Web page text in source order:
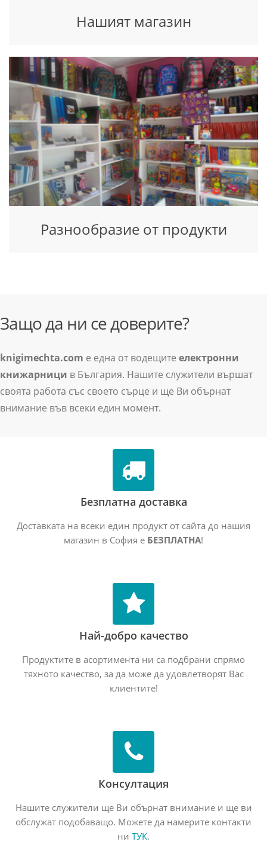
Нашият магазин
Разнообразие от продукти
Защо да ни се доверите?
knigimechta.com е една от водещите електронни
книжарници в България. Нашите служители вършат
своята работа със своето сърце и ще Ви обърнат
внимание във всеки един момент.
Безплатна доставка
Доставката на всеки един продукт от сайта до нашия
магазин в София е БЕЗПЛАТНА!
Най-добро качество
Продуктите в асортимента ни са подбрани спрямо
тяхното качество, за да може да удовлетворят Вас
клиентите!
Консултация
Нашите служители ще Ви обърнат внимание и ще ви
обслужат подобаващо. Можете да намерите контакти
ни ТУК.